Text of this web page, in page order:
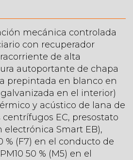
mecánica controlada
con recuperador
de alta
autoportante de chapa
prepintada en blanco en
en el interior)
y acústico de lana de
centrífugos EC, presostato
electrónica Smart EB),
% (F7) en el conducto de
50 % (M5) en el